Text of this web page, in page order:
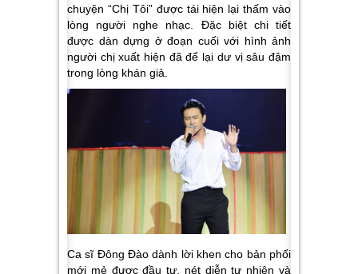
chuyện “Chị Tôi” được tái hiện lại thấm vào
lòng người nghe nhạc. Đặc biệt chi tiết
được dàn dựng ở đoạn cuối với hình ảnh
người chị xuất hiện đã để lại dư vị sâu đậm
trong lòng khán giả.
Ca sĩ Đông Đào dành lời khen cho bản phối
mới mẻ được đầu tư, nét diễn tự nhiên và